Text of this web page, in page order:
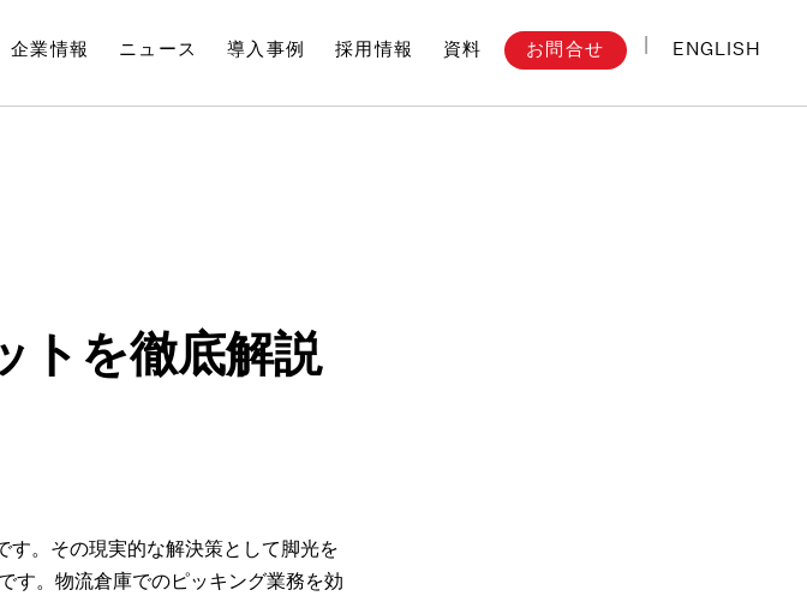
企業情報 ニュース 導入事例 採用情報 資料 お問合せ ENGLISH
トを徹底解説
す。その現実的な解決策として脚光を
す。物流倉庫でのピッキング業務を効